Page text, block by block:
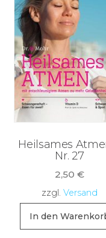
Heilsames
Nr. 27
2,50 €
zzgl. Versand
In den